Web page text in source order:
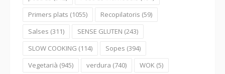
Primers plats (1055) Recopilatoris (59)
Salses (311) SENSE GLUTEN (243)
SLOW COOKING (114) Sopes (394)
Vegetarià (945) verdura (740) WOK (5)